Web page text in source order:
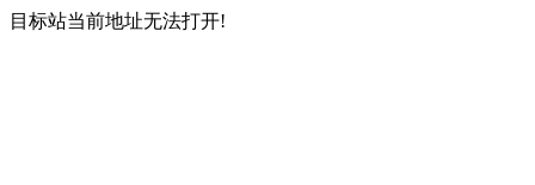
目标站当前地址无法打开!